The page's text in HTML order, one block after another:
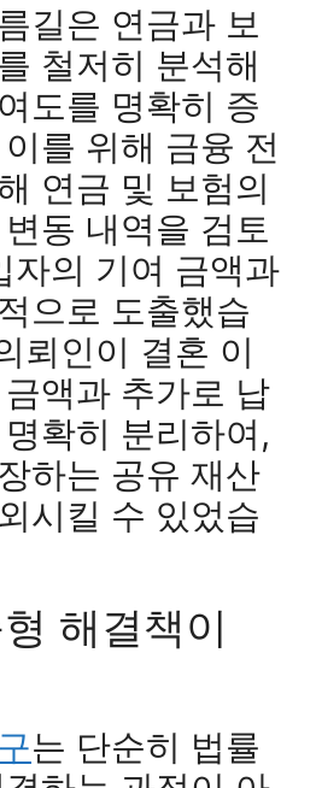
길은 연금과 보
철저히 분석해
도를 명확히 증
를 위해 금융 전
연금 및 보험의
동 내역을 검토
자의 기여 금액과
으로 도출했습
뢰인이 결혼 이
액과 추가로 납
확히 분리하여,
하는 공유 재산
시킬 수 있었습
해결책이
는 단순히 법률